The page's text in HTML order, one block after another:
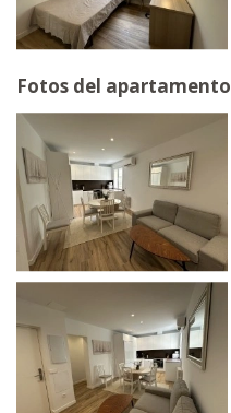
Fotos del apartamento